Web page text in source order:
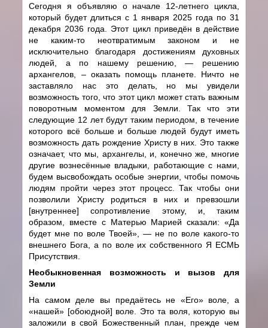
Сегодня я объявляю о начале 12-летнего цикла,
который будет длиться с 1 января 2025 года по 31
декабря 2036 года. Этот цикл приведён в действие
не каким-то неотвратимым законом и не
исключительно благодаря достижениям духовных
людей, а по нашему решению, — решению
архангелов, – оказать помощь планете. Ничто не
заставляло нас это делать, но мы увидели
возможность того, что этот цикл может стать важным
поворотным моментом для Земли. Так что эти
следующие 12 лет будут таким периодом, в течение
которого всё больше и больше людей будут иметь
возможность дать рождение Христу в них. Это также
означает, что мы, архангелы, и, конечно же, многие
другие вознесённые владыки, работающие с нами,
будем высвобождать особые энергии, чтобы помочь
людям пройти через этот процесс. Так чтобы они
позволили Христу родиться в них и превзошли
[внутреннее] сопротивление этому, и, таким
образом, вместе с Матерью Марией сказали: «Да
будет мне по воле Твоей», — не по воле какого-то
внешнего Бога, а по воле их собственного Я ЕСМЬ
Присутствия.
Необыкновенная возможность и вызов для
Земли
На самом деле вы предаётесь не «Его» воле, а
«нашей» [обоюдной] воле. Это та воля, которую вы
заложили в свой Божественный план, прежде чем